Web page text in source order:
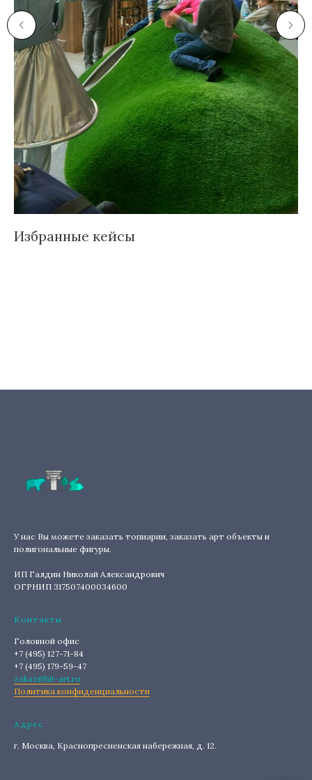
Избранные кейсы
У нас Вы можете заказать топиарии, заказать арт объекты и
полигональные фигуры.
ИП Галдин Николай Александрович
ОГРНИП 317507400034600
Контакты
Головной офис
+7 (495) 127-71-84
+7 (495) 179-59-47
zakaz@hit-art.ru
Политика конфиденциальности
Адрес
г. Москва, Краснопресненская набережная, д. 12.